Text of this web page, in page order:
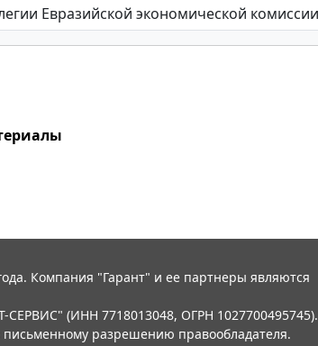
Компания "Гарант" и ее партнеры являются
(ИНН 7718013048, ОГРН 1027700495745).
письменному разрешению правообладателя.